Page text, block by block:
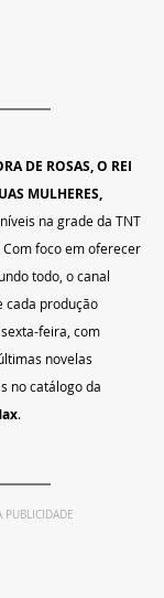
DE ROSAS, O REI
MULHERES,
na grade da TNT
foco em oferecer
todo, o canal
cada produção
feira, com
novelas
no catálogo da
.